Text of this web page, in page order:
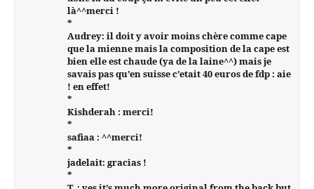
là^^merci !
*
Audrey: il doit y avoir moins chère comme cape
que la mienne mais la composition de la cape est
bien elle est chaude (ya de la laine^^) mais je
savais pas qu’en suisse c’etait 40 euros de fdp : aie
! en effet!
*
Kishderah : merci!
*
safiaa : ^^merci!
*
jadelait: gracias !
*